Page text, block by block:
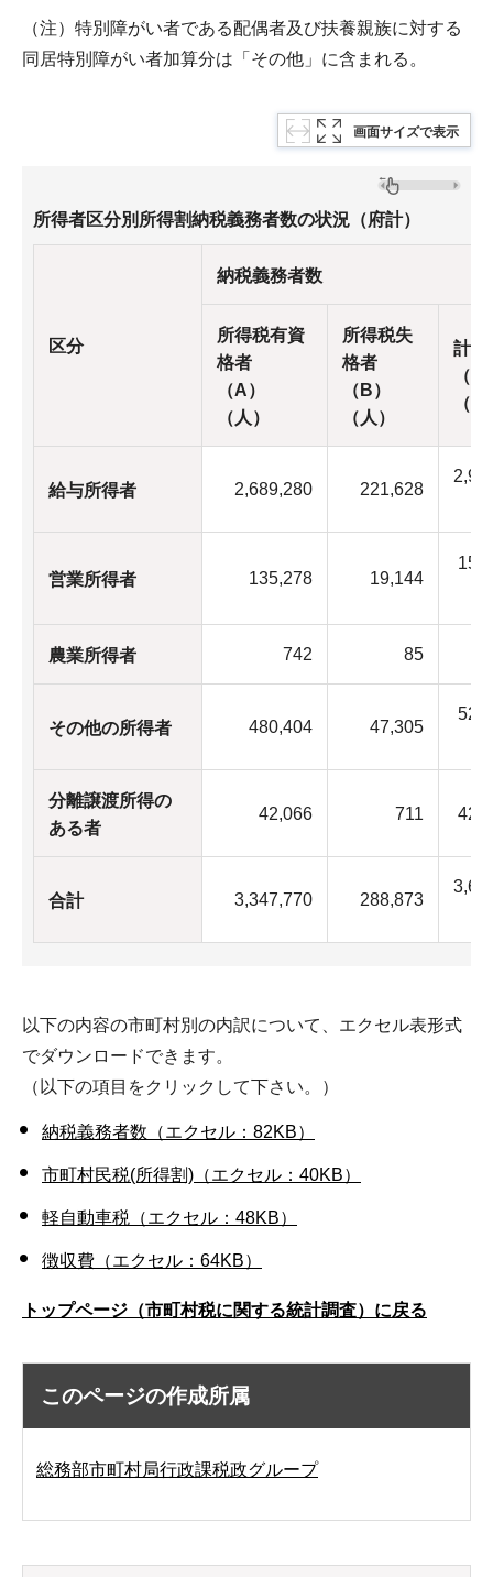
（注）特別障がい者である配偶者及び扶養親族に対する
同居特別障がい者加算分は「その他」に含まれる。
画面サイズで表示
所得者区分別所得割納税義務者数の状況（府計）
区分
納税義務者数
所得税有資
格者
（A）
（人）
所得税失
格者
（B）
（人）
計
（C
（
給与所得者 2,689,280 221,628
営業所得者 135,278 19,144
農業所得者 742 85
その他の所得者 480,404 47,305
分離譲渡所得の
ある者
42,066 711
合計 3,347,770 288,873
以下の内容の市町村別の内訳について、エクセル表形式
でダウンロードできます。
（以下の項目をクリックして下さい。）
納税義務者数（エクセル：82KB）
市町村民税(所得割)（エクセル：40KB）
軽自動車税（エクセル：48KB）
徴収費（エクセル：64KB）
トップページ（市町村税に関する統計調査）に戻る
このページの作成所属
総務部市町村局行政課税政グループ